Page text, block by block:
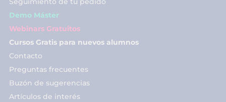
Demo Máster
Webinars Gratuitos
Cursos Gratis para nuevos alumnos
Contacto
Preguntas frecuentes
Buzón de sugerencias
Artículos de interés